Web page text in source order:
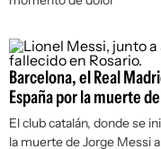
Barcelona, el Real
España por la muerte
El club catalán, donde se
la muerte de Jorge Messi